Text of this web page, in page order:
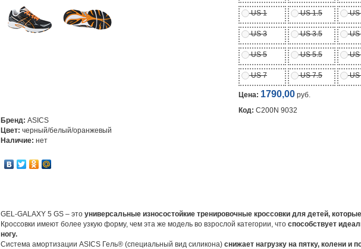
US 1 US 1.5 US
US 3 US 3.5 US
US 5 US 5.5 US
US 7 US 7.5 US
Цена: 1790,00 руб.
Код: C200N 9032
Бренд: ASICS
Цвет: черный/белый/оранжевый
Наличие: нет
GEL-GALAXY 5 GS – это универсальные износостойкие тренировочные кроссовки для детей,
Кроссовки имеют более узкую форму, чем эта же модель во взрослой категории, что способствует
ногу.
Система амортизации ASICS Гель® (специальный вид силикона) снижает нагрузку на пятку, колени и